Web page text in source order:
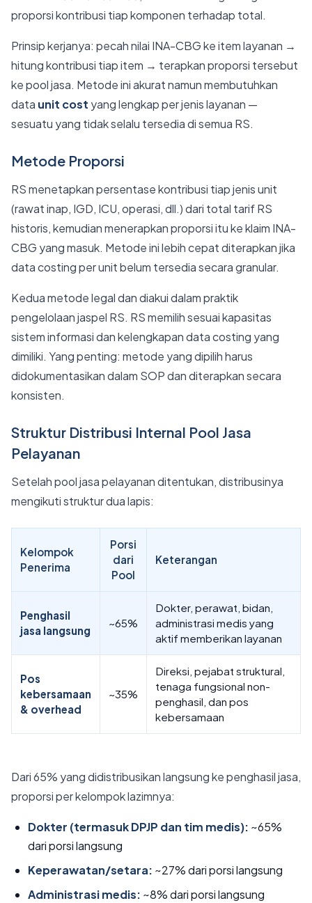
proporsi kontribusi tiap komponen terhadap total.
Prinsip kerjanya: pecah nilai INA-CBG ke item layanan →
hitung kontribusi tiap item → terapkan proporsi tersebut
ke pool jasa. Metode ini akurat namun membutuhkan
data unit cost yang lengkap per jenis layanan —
sesuatu yang tidak selalu tersedia di semua RS.
Metode Proporsi
RS menetapkan persentase kontribusi tiap jenis unit
(rawat inap, IGD, ICU, operasi, dll.) dari total tarif RS
historis, kemudian menerapkan proporsi itu ke klaim INA-
CBG yang masuk. Metode ini lebih cepat diterapkan jika
data costing per unit belum tersedia secara granular.
Kedua metode legal dan diakui dalam praktik
pengelolaan jaspel RS. RS memilih sesuai kapasitas
sistem informasi dan kelengkapan data costing yang
dimiliki. Yang penting: metode yang dipilih harus
didokumentasikan dalam SOP dan diterapkan secara
konsisten.
Struktur Distribusi Internal Pool Jasa
Pelayanan
Setelah pool jasa pelayanan ditentukan, distribusinya
mengikuti struktur dua lapis:
Kelompok
Penerima
Porsi
dari
Pool
Keterangan
Penghasil
jasa langsung
~65%
Dokter, perawat, bidan,
administrasi medis yang
aktif memberikan layanan
Pos
kebersamaan
& overhead
~35%
Direksi, pejabat struktural,
tenaga fungsional non-
penghasil, dan pos
kebersamaan
Dari 65% yang didistribusikan langsung ke penghasil jasa,
proporsi per kelompok lazimnya:
Dokter (termasuk DPJP dan tim medis): ~65%
dari porsi langsung
Keperawatan/setara: ~27% dari porsi langsung
Administrasi medis: ~8% dari porsi langsung